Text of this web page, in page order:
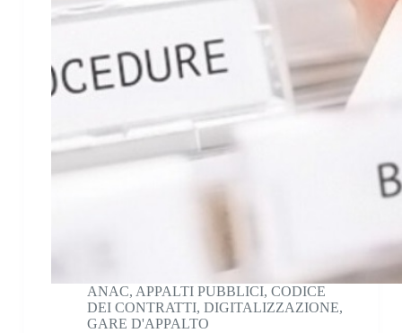
ANAC, APPALTI PUBBLICI, CODICE
DEI CONTRATTI, DIGITALIZZAZIONE,
GARE D'APPALTO